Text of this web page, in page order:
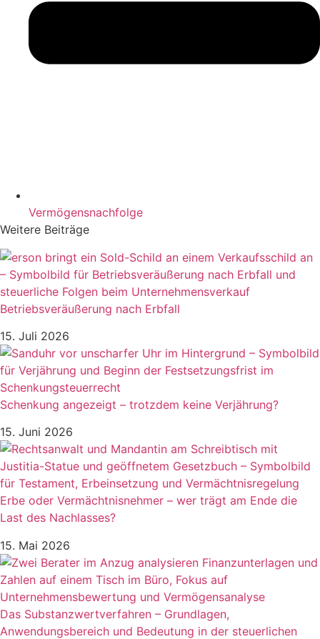
Vermögensnachfolge
Weitere Beiträge
Betriebsveräußerung nach Erbfall
15. Juli 2026
Schenkung angezeigt – trotzdem keine Verjährung?
15. Juni 2026
Erbe oder Vermächtnisnehmer – wer trägt am Ende die
Last des Nachlasses?
15. Mai 2026
Das Substanzwertverfahren – Grundlagen,
Anwendungsbereich und Bedeutung in der steuerlichen